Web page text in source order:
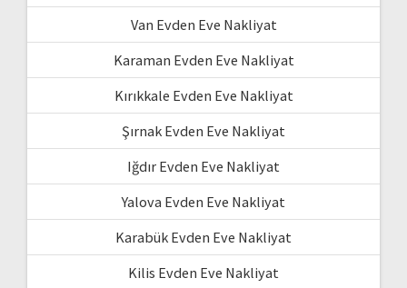
Van Evden Eve Nakliyat
Karaman Evden Eve Nakliyat
Kırıkkale Evden Eve Nakliyat
Şırnak Evden Eve Nakliyat
Iğdır Evden Eve Nakliyat
Yalova Evden Eve Nakliyat
Karabük Evden Eve Nakliyat
Kilis Evden Eve Nakliyat